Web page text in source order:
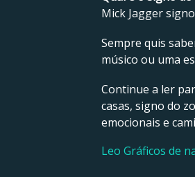
Mick Jagger
Sempre quis
músico ou uma
Continue a ler
casas, signo do
emocionais e
Leo Gráficos de